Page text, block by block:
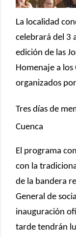
La localidad
celebrará del 3
edición de las
Homenaje a los
organizados
Tres días de
Cuenca
El programa
con la
de la bandera
General de
inauguración
tarde tendrán